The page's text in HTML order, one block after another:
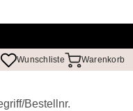
Wunschliste Warenkorb